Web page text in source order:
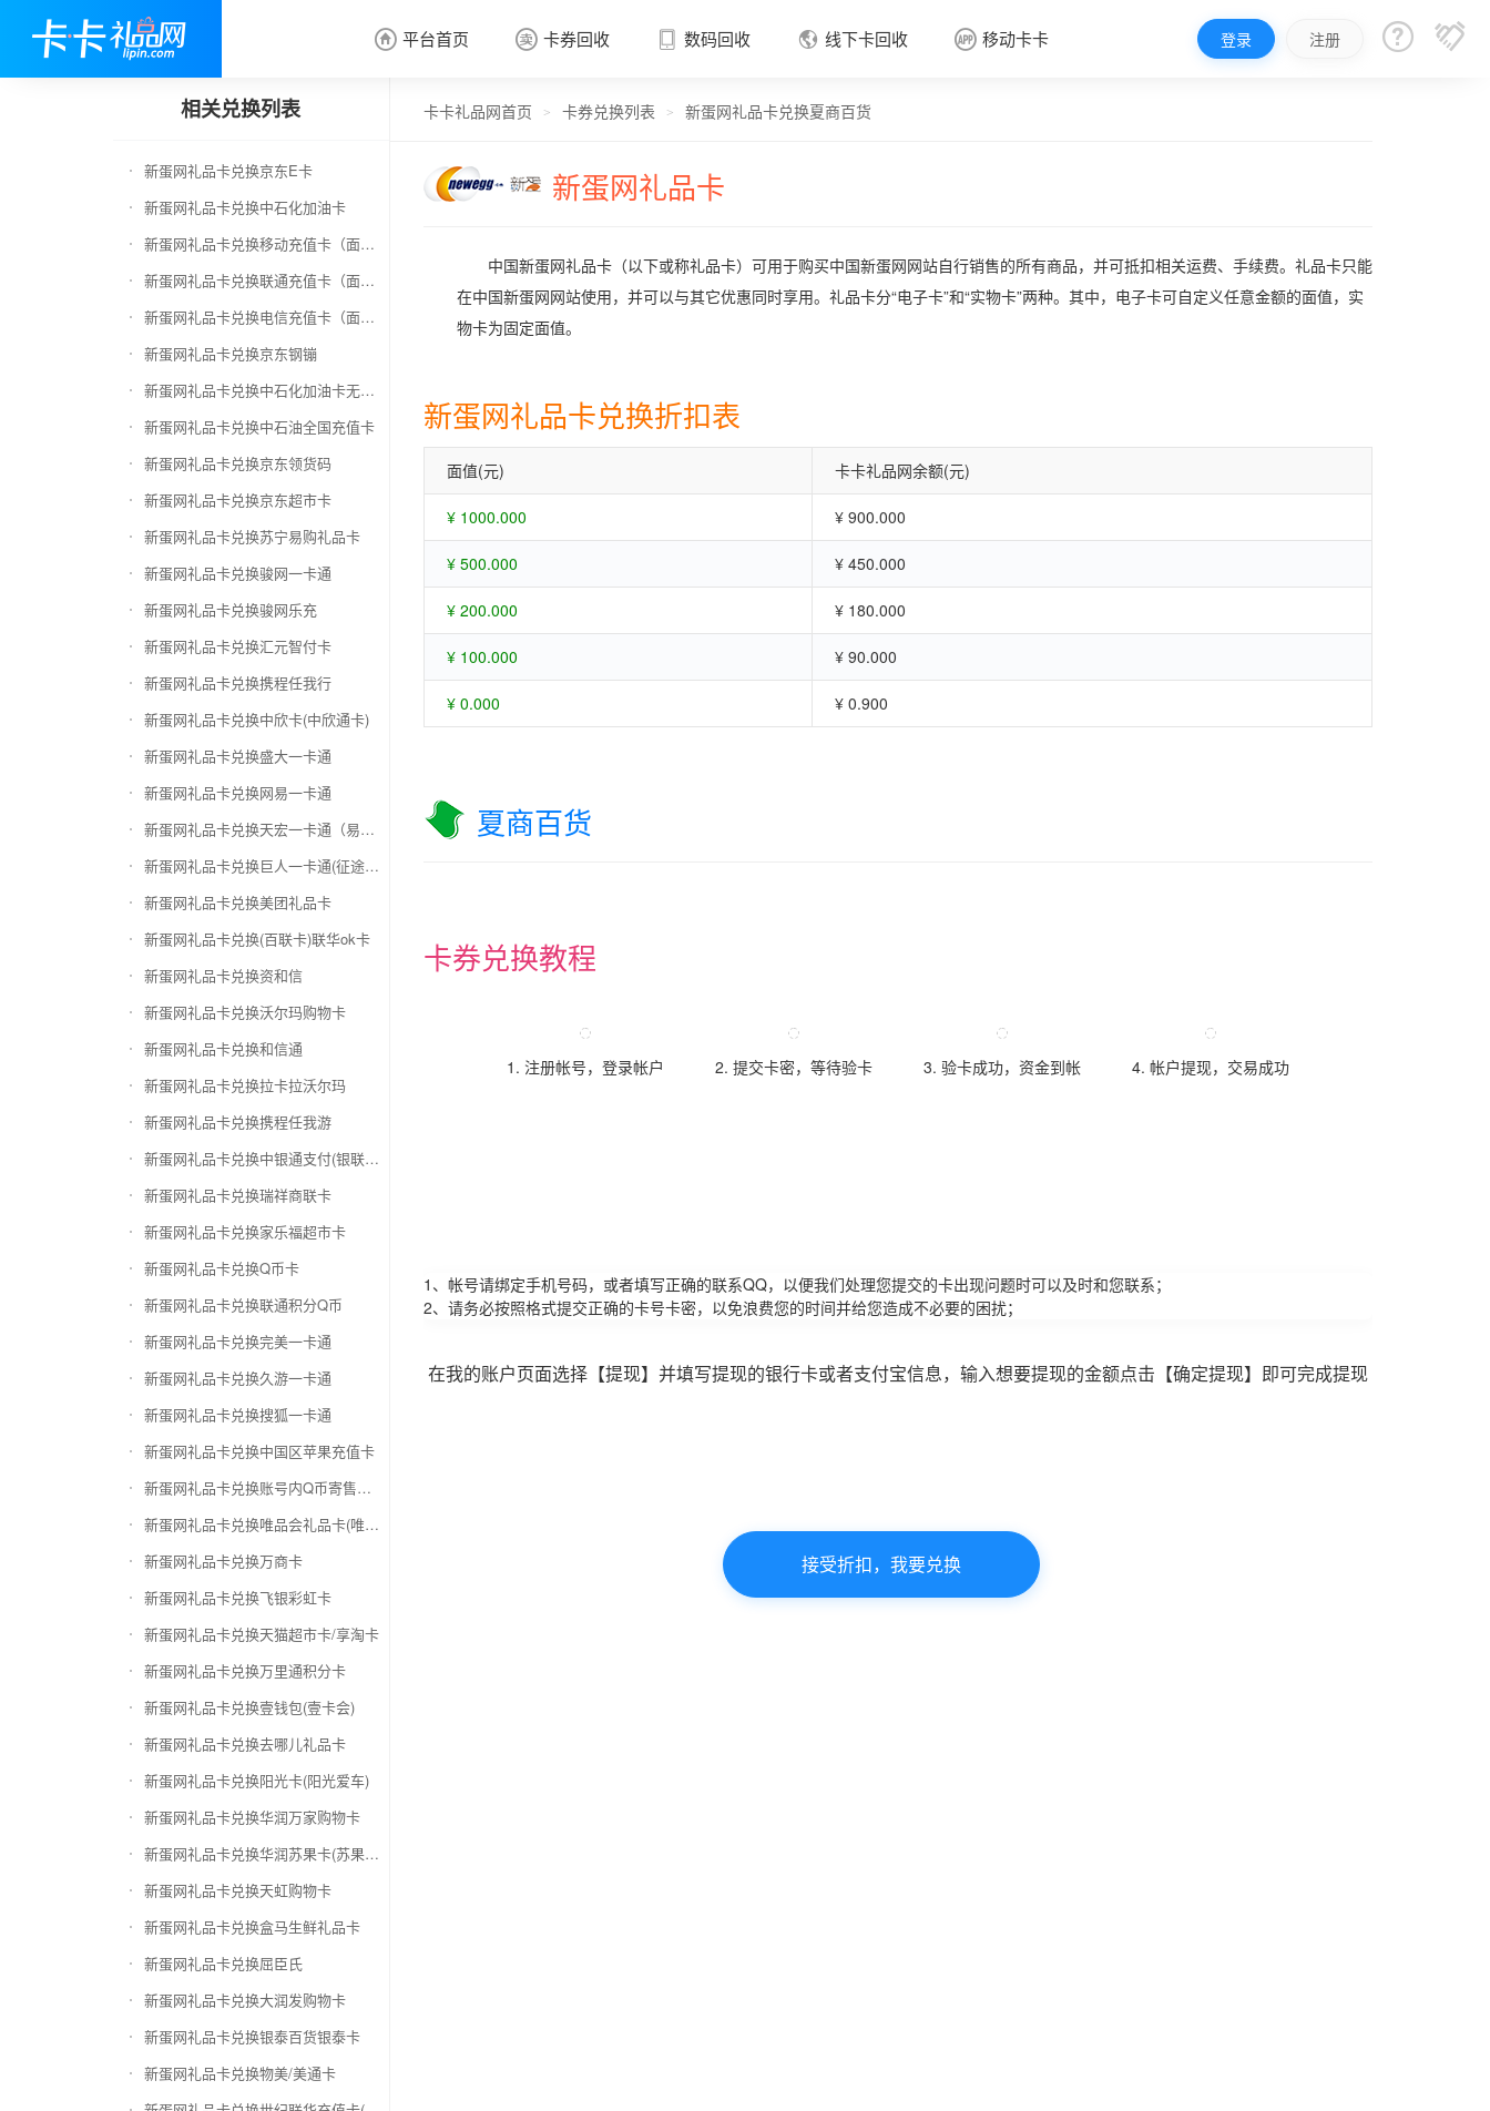
 平台首页  卡券回收
 卡券回收
 数码回收  线下卡回收  移动卡卡 登录 注册  
相关兑换列表
新蛋网礼品卡兑换京东E卡
新蛋网礼品卡兑换中石化加油卡
新蛋网礼品卡兑换移动充值卡（面值千万别选错）
新蛋网礼品卡兑换联通充值卡（面值千万别选错）
新蛋网礼品卡兑换电信充值卡（面值千万别选错）
新蛋网礼品卡兑换京东钢镚
新蛋网礼品卡兑换中石化加油卡无卡号（面值千万别选错）
新蛋网礼品卡兑换中石油全国充值卡
新蛋网礼品卡兑换京东领货码
新蛋网礼品卡兑换京东超市卡
新蛋网礼品卡兑换苏宁易购礼品卡
新蛋网礼品卡兑换骏网一卡通
新蛋网礼品卡兑换骏网乐充
新蛋网礼品卡兑换汇元智付卡
新蛋网礼品卡兑换携程任我行
新蛋网礼品卡兑换中欣卡(中欣通卡)
新蛋网礼品卡兑换盛大一卡通
新蛋网礼品卡兑换网易一卡通
新蛋网礼品卡兑换天宏一卡通（易冲天宏卡）
新蛋网礼品卡兑换巨人一卡通(征途卡)
新蛋网礼品卡兑换美团礼品卡
新蛋网礼品卡兑换(百联卡)联华ok卡
新蛋网礼品卡兑换资和信
新蛋网礼品卡兑换沃尔玛购物卡
新蛋网礼品卡兑换和信通
新蛋网礼品卡兑换拉卡拉沃尔玛
新蛋网礼品卡兑换携程任我游
新蛋网礼品卡兑换中银通支付(银联购物卡)
新蛋网礼品卡兑换瑞祥商联卡
新蛋网礼品卡兑换家乐福超市卡
新蛋网礼品卡兑换Q币卡
新蛋网礼品卡兑换联通积分Q币
新蛋网礼品卡兑换完美一卡通
新蛋网礼品卡兑换久游一卡通
新蛋网礼品卡兑换搜狐一卡通
新蛋网礼品卡兑换中国区苹果充值卡
新蛋网礼品卡兑换账号内Q币寄售（维护中）
新蛋网礼品卡兑换唯品会礼品卡(唯品卡)
新蛋网礼品卡兑换万商卡
新蛋网礼品卡兑换飞银彩虹卡
新蛋网礼品卡兑换天猫超市卡/享淘卡
新蛋网礼品卡兑换万里通积分卡
新蛋网礼品卡兑换壹钱包(壹卡会)
新蛋网礼品卡兑换去哪儿礼品卡
新蛋网礼品卡兑换阳光卡(阳光爱车)
新蛋网礼品卡兑换华润万家购物卡
新蛋网礼品卡兑换华润苏果卡(苏果超市卡)（维护 请暂停提交）
新蛋网礼品卡兑换天虹购物卡
新蛋网礼品卡兑换盒马生鲜礼品卡
新蛋网礼品卡兑换屈臣氏
新蛋网礼品卡兑换大润发购物卡
新蛋网礼品卡兑换银泰百货银泰卡
新蛋网礼品卡兑换物美/美通卡
卡卡礼品网首页 > 卡券兑换列表 > 新蛋网礼品卡兑换夏商百货
新蛋网礼品卡
中国新蛋网礼品卡（以下或称礼品卡）可用于购买中国新蛋网网站自行销售的所有商品，并可抵扣相关运费、手续费。礼品卡只能
在中国新蛋网网站使用，并可以与其它优惠同时享用。礼品卡分“电子卡”和“实物卡”两种。其中，电子卡可自定义任意金额的面值，实
物卡为固定面值。
新蛋网礼品卡兑换折扣表
面值(元) 卡卡礼品网余额(元)
¥ 1000.000 ¥ 900.000
¥ 500.000 ¥ 450.000
¥ 200.000 ¥ 180.000
¥ 100.000 ¥ 90.000
¥ 0.000 ¥ 0.900
夏商百货
卡券兑换教程
1. 注册帐号，登录帐户 2. 提交卡密，等待验卡 3. 验卡成功，资金到帐 4. 帐户提现，交易成功
1、帐号请绑定手机号码，或者填写正确的联系QQ，以便我们处理您提交的卡出现问题时可以及时和您联系；
2、请务必按照格式提交正确的卡号卡密，以免浪费您的时间并给您造成不必要的困扰；
在我的账户页面选择【提现】并填写提现的银行卡或者支付宝信息，输入想要提现的金额点击【确定提现】即可完成提现
接受折扣，我要兑换